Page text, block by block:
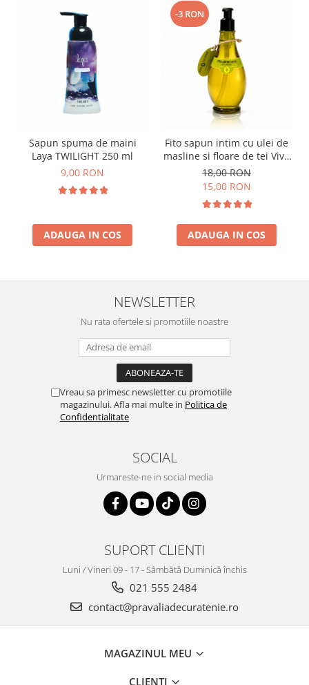
Sapun spuma de maini
Laya TWILIGHT 250 ml
9,00 RON
ADAUGA IN COS
-3 RON
Fito sapun intim cu ulei de
masline si floare de tei Viva
Oliva 400 ml
18,00 RON
15,00 RON
ADAUGA IN COS
NEWSLETTER
Nu rata ofertele si promotiile noastre
Vreau sa primesc newsletter cu promotiile
magazinului. Afla mai multe in Politica de
Confidentialitate
SOCIAL
Urmareste-ne in social media
SUPORT CLIENTI
Luni / Vineri 09 - 17 - Sâmbătă Duminică închis
021 555 2484
contact@pravaliadecuratenie.ro
MAGAZINUL MEU
CLIENTI